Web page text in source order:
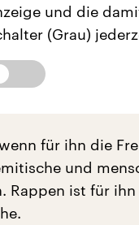
und die
(Grau)
für ihn die
und
Rappen ist für